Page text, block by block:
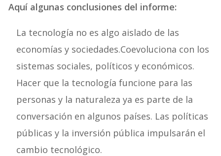
Aquí algunas conclusiones del informe:
La tecnología no es algo aislado de las
economías y sociedades.Coevoluciona con los
sistemas sociales, políticos y económicos.
Hacer que la tecnología funcione para las
personas y la naturaleza ya es parte de la
conversación en algunos países. Las políticas
públicas y la inversión pública impulsarán el
cambio tecnológico.